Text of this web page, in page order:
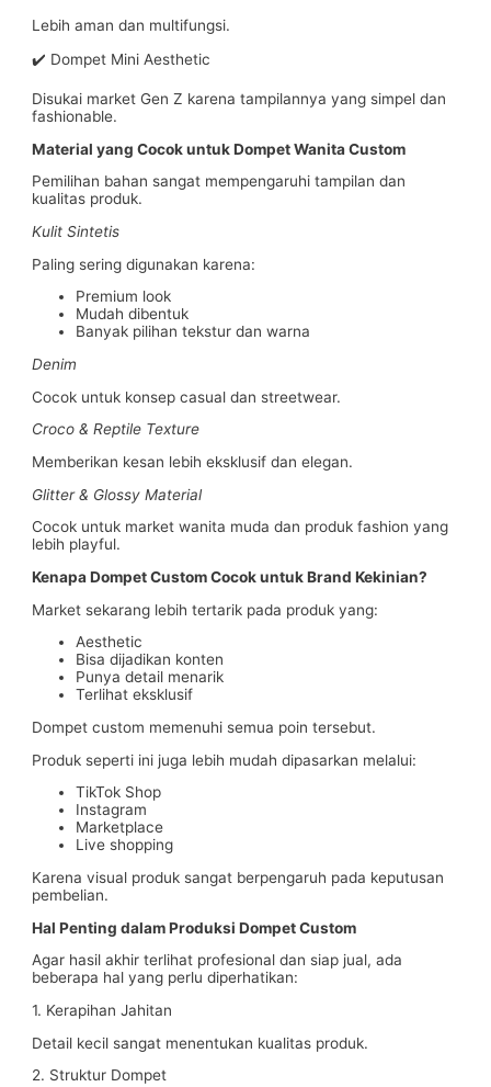
Lebih aman dan multifungsi.
✔️ Dompet Mini Aesthetic
Disukai market Gen Z karena tampilannya yang simpel dan
fashionable.
Material yang Cocok untuk Dompet Wanita Custom
Pemilihan bahan sangat mempengaruhi tampilan dan
kualitas produk.
Kulit Sintetis
Paling sering digunakan karena:
Premium look
Mudah dibentuk
Banyak pilihan tekstur dan warna
Denim
Cocok untuk konsep casual dan streetwear.
Croco & Reptile Texture
Memberikan kesan lebih eksklusif dan elegan.
Glitter & Glossy Material
Cocok untuk market wanita muda dan produk fashion yang
lebih playful.
Kenapa Dompet Custom Cocok untuk Brand Kekinian?
Market sekarang lebih tertarik pada produk yang:
Aesthetic
Bisa dijadikan konten
Punya detail menarik
Terlihat eksklusif
Dompet custom memenuhi semua poin tersebut.
Produk seperti ini juga lebih mudah dipasarkan melalui:
TikTok Shop
Instagram
Marketplace
Live shopping
Karena visual produk sangat berpengaruh pada keputusan
pembelian.
Hal Penting dalam Produksi Dompet Custom
Agar hasil akhir terlihat profesional dan siap jual, ada
beberapa hal yang perlu diperhatikan:
1. Kerapihan Jahitan
Detail kecil sangat menentukan kualitas produk.
2. Struktur Dompet